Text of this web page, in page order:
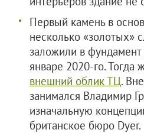
Первый камень в
несколько «золотых»
заложили в фундамент
январе 2020-го. Тогда
внешний облик ТЦ.
занимался Владимир
изначальную
британское бюро Dyer.